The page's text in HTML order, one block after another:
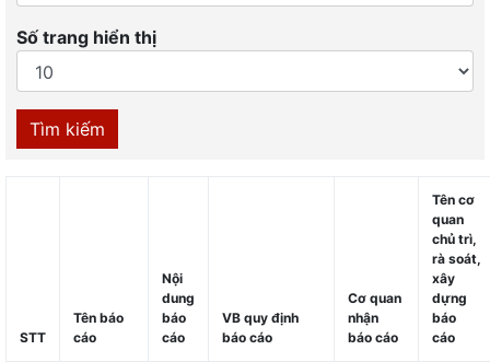
Số trang hiển thị
Tìm kiếm
STT
Tên báo
cáo
Nội
dung
báo
cáo
VB quy định
báo cáo
Cơ quan
nhận
báo cáo
Tên cơ
quan
chủ trì,
rà soát,
xây
dựng
báo
cáo